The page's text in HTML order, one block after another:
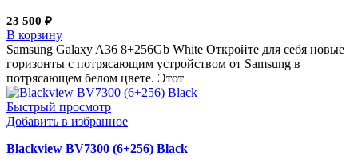
23 500 ₽
В корзину
Samsung Galaxy A36 8+256Gb White Откройте для себя новые
горизонты с потрясающим устройством от Samsung в
потрясающем белом цвете. Этот
Быстрый просмотр
Добавить в избранное
Blackview BV7300 (6+256) Black